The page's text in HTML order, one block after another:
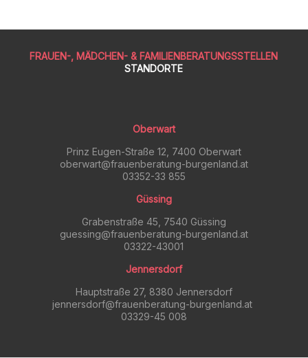
FRAUEN-, MÄDCHEN- & FAMILIENBERATUNGSSTELLEN
STANDORTE
Oberwart
Prinz Eugen-Straße 12, 7400 Oberwart
oberwart@frauenberatung-burgenland.at
03352-33 855
Güssing
Grabenstraße 45, 7540 Güssing
guessing@frauenberatung-burgenland.at
03322-43001
Jennersdorf
Hauptstraße 27, 8380 Jennersdorf
jennersdorf@frauenberatung-burgenland.at
03329-45 008